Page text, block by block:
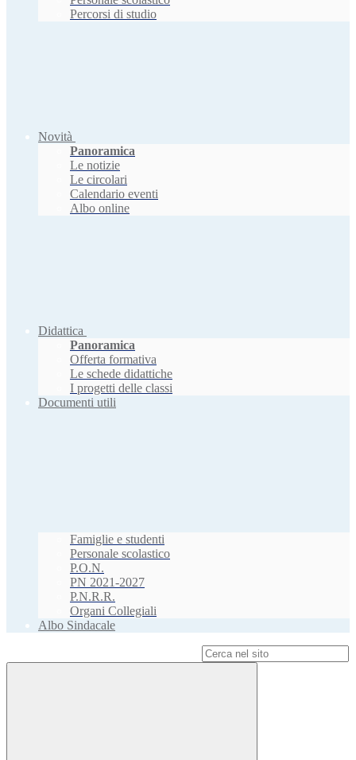
Percorsi di studio
Novità
Panoramica
Le notizie
Le circolari
Calendario eventi
Albo online
Didattica
Panoramica
Offerta formativa
Le schede didattiche
I progetti delle classi
Documenti utili
Famiglie e studenti
Personale scolastico
P.O.N.
PN 2021-2027
P.N.R.R.
Organi Collegiali
Albo Sindacale